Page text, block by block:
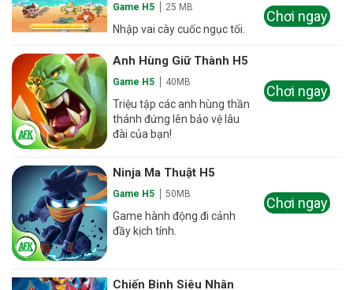
Game H5 25 MB
Nhập vai cày cuốc ngục tối.
Chơi ngay
Anh Hùng Giữ Thành H5
Game H5 40MB
Triệu tập các anh hùng thần
thánh đứng lên bảo vệ lâu
đài của bạn!
Chơi ngay
Ninja Ma Thuật H5
Game H5 50MB
Game hành động đi cảnh
đầy kịch tính.
Chơi ngay
Chiến Binh Siêu Nhân